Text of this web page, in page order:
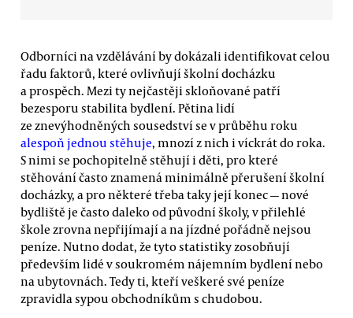
Odborníci na vzdělávání by dokázali identifikovat celou
řadu faktorů, které ovlivňují školní docházku
a prospěch. Mezi ty nejčastěji skloňované patří
bezesporu stabilita bydlení. Pětina lidí
ze znevýhodněných sousedství se v průběhu roku
alespoň jednou stěhuje, mnozí z nich i víckrát do roka.
S nimi se pochopitelně stěhují i děti, pro které
stěhování často znamená minimálně přerušení školní
docházky, a pro některé třeba taky její konec — nové
bydliště je často daleko od původní školy, v přilehlé
škole zrovna nepřijímají a na jízdné pořádně nejsou
peníze. Nutno dodat, že tyto statistiky zosobňují
především lidé v soukromém nájemním bydlení nebo
na ubytovnách. Tedy ti, kteří veškeré své peníze
zpravidla sypou obchodníkům s chudobou.